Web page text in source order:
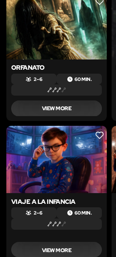
LIKE
ORFANATO
2 – 6 60 MIN.
VIEW MORE
LIKE
VIAJE A LA INFANCIA
2 – 6 60 MIN.
VIEW MORE